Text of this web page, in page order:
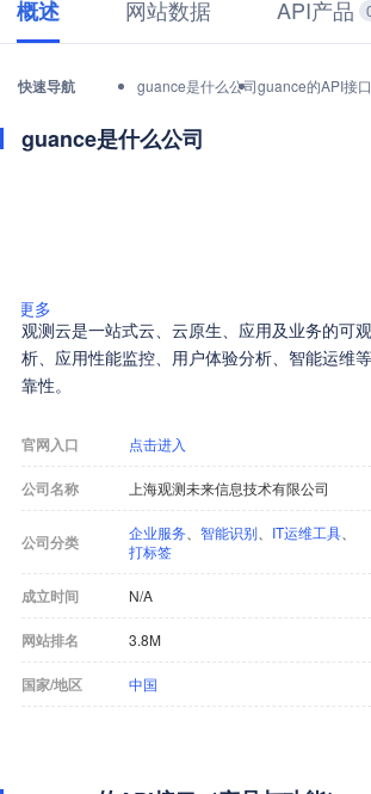
概述 网站数据 API产品
快速导航 guance是什么公司guance的API接
guance是什么公司
更多
观测云是一站式云、云原生、应用及业务的可
析、应用性能监控、用户体验分析、智能运维
靠性。
官网入口 点击进入
公司名称 上海观测未来信息技术有限公司
公司分类 企业服务 智能识别 IT运维工具
打标签
成立时间 N/A
网站排名 3.8M
国家/地区 中国